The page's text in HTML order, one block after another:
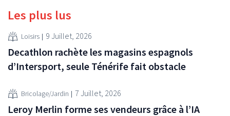
Les plus lus
Loisirs 9 Juillet, 2026
Decathlon rachète les magasins espagnols
d’Intersport, seule Ténérife fait obstacle
Bricolage/Jardin 7 Juillet, 2026
Leroy Merlin forme ses vendeurs grâce à l’IA